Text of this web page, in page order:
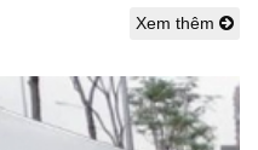
Xem thêm